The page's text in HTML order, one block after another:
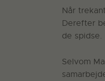
Når
Derefter
de spidse.
Selvom